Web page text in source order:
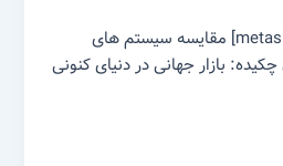
هزینه یابی [metaslider id=602] مقایسه سیستم های
بازار جهانی در دنیای کنونی